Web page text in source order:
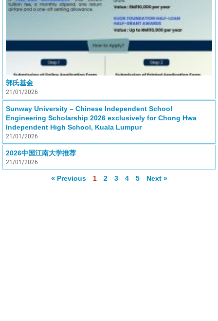
郭氏基金
21/01/2026
Sunway University – Chinese Independent School
Engineering Scholarship 2026 exclusively for Chong Hwa
Independent High School, Kuala Lumpur
21/01/2026
2026中国江南大学推荐
21/01/2026
« Previous 1 2 3 4 5 Next »